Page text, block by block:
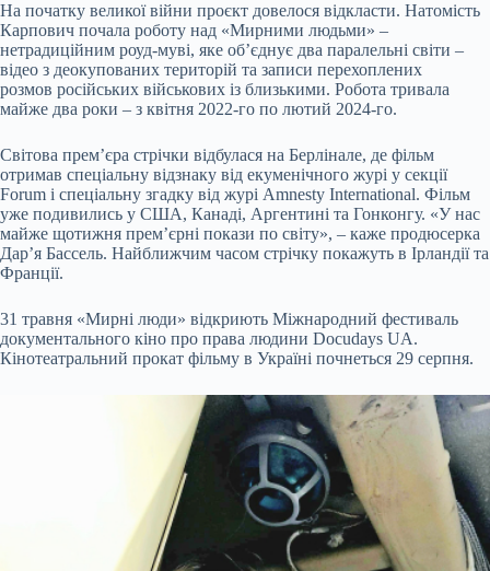
На початку великої війни проєкт довелося відкласти. Натомість
Карпович почала роботу над «Мирними людьми» –
нетрадиційним роуд-муві, яке об’єднує два паралельні світи –
відео з деокупованих територій та записи перехоплених
розмов російських військових із близькими. Робота тривала
майже два роки – з квітня 2022-го по лютий 2024-го.
Світова прем’єра стрічки відбулася на Берлінале, де фільм
отримав спеціальну відзнаку від екуменічного журі у секції
Forum і спеціальну згадку від журі Amnesty International. Фільм
уже подивились у США, Канаді, Аргентині та Гонконгу. «У нас
майже щотижня прем’єрні покази по світу», – каже продюсерка
Дар’я Бассель. Найближчим часом стрічку покажуть в Ірландії та
Франції.
31 травня «Мирні люди» відкриють Міжнародний фестиваль
документального кіно про права людини Docudays UA.
Кінотеатральний прокат фільму в Україні почнеться 29 серпня.